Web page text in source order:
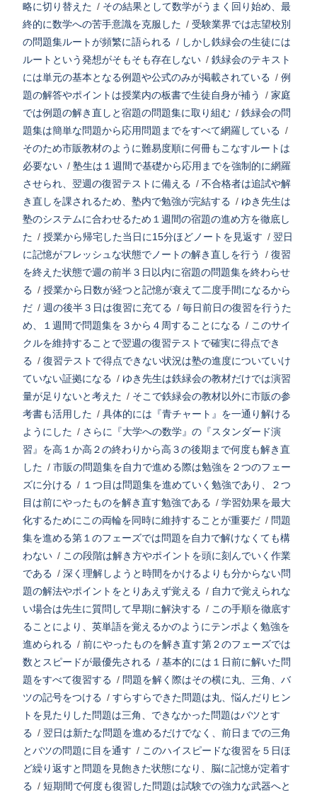
略に切り替えた / その結果として数学がうまく回り始め、最
終的に数学への苦手意識を克服した / 受験業界では志望校別
の問題集ルートが頻繁に語られる / しかし鉄緑会の生徒には
ルートという発想がそもそも存在しない / 鉄緑会のテキスト
には単元の基本となる例題や公式のみが掲載されている / 例
題の解答やポイントは授業内の板書で生徒自身が補う
/ 家庭
では例題の解き直しと宿題の問題集に取り組む / 鉄緑会の問
題集は簡単な問題から応用問題までをすべて網羅している /
そのため市販教材のように難易度順に何冊もこなすルートは
必要ない / 塾生は１週間で基礎から応用までを強制的に網羅
させられ、翌週の復習テストに備える / 不合格者は追試や解
き直しを課されるため、塾内で勉強が完結する / ゆき先生は
塾のシステムに合わせるため１週間の宿題の進め方を徹底し
た / 授業から帰宅した当日に15分ほどノートを見返す / 翌日
に記憶がフレッシュな状態でノートの解き直しを行う
/ 復習
を終えた状態で週の前半３日以内に宿題の問題集を終わらせ
る / 授業から日数が経つと記憶が衰えて二度手間になるから
だ / 週の後半３日は復習に充てる / 毎日前日の復習を行うた
め、１週間で問題集を３から４周することになる / このサイ
クルを維持することで翌週の復習テストで確実に得点でき
る / 復習テストで得点できない状況は塾の進度についていけ
ていない証拠になる / ゆき先生は鉄緑会の教材だけでは演習
量が足りないと考えた / そこで鉄緑会の教材以外に市販の参
考書も活用した / 具体的には『青チャート』を一通り解ける
ようにした / さらに『大学への数学』の『スタンダード演
習』を高１か高２の終わりから高３の後期まで何度も解き直
した / 市販の問題集を自力で進める際は勉強を２つのフェー
ズに分ける / １つ目は問題集を進めていく勉強であり、２つ
目は前にやったものを解き直す勉強である / 学習効果を最大
化するためにこの両輪を同時に維持することが重要だ / 問題
集を進める第１のフェーズでは問題を自力で解けなくても構
わない / この段階は解き方やポイントを頭に刻んでいく作業
である / 深く理解しようと時間をかけるよりも分からない問
題の解法やポイントをとりあえず覚える / 自力で覚えられな
い場合は先生に質問して早期に解決する / この手順を徹底す
ることにより、英単語を覚えるかのようにテンポよく勉強を
進められる / 前にやったものを解き直す第２のフェーズでは
数とスピードが最優先される / 基本的には１日前に解いた問
題をすべて復習する / 問題を解く際はその横に丸、三角、バ
ツの記号をつける / すらすらできた問題は丸、悩んだりヒン
トを見たりした問題は三角、できなかった問題はバツとす
る / 翌日は新たな問題を進めるだけでなく、前日までの三角
とバツの問題に目を通す / このハイスピードな復習を５日ほ
ど繰り返すと問題を見飽きた状態になり、脳に記憶が定着す
る / 短期間で何度も復習した問題は試験での強力な武器へと